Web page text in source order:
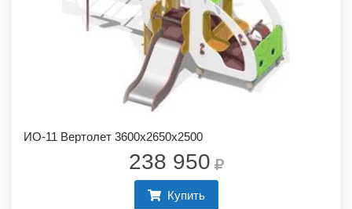
ИО-11 Вертолет 3600х2650х2500
238 950
Купить